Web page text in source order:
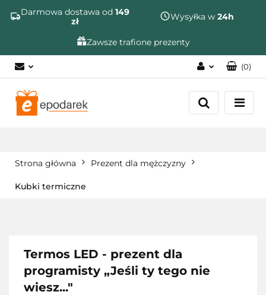
Darmowa dostawa od 149
zł
Wysyłka w 24h
Zawsze trafione prezenty
Szukaj
Zaloguj się
Zarejestruj się
(0)
Strona główna Prezent dla mężczyzny
Kubki termiczne
Termos LED - prezent dla
programisty „Jeśli ty tego nie
wiesz..."